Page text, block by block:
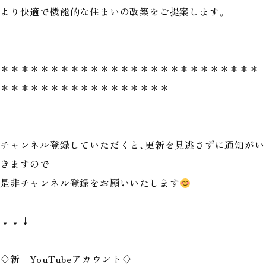
より快適で機能的な住まいの改築をご提案します。
＊＊＊＊＊＊＊＊＊＊＊＊＊＊＊＊＊＊＊＊＊＊＊＊＊＊
＊＊＊＊＊＊＊＊＊＊＊＊＊＊＊＊＊
チャンネル登録していただくと、更新を見逃さずに通知がい
きますので
是非チャンネル登録をお願いいたします
↓↓↓
♢新 YouTubeアカウント♢